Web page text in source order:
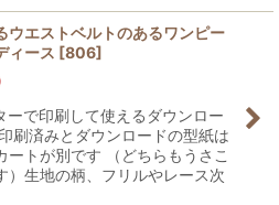
ウエストベルトのあるワンピー
ィース [806]
で印刷して使えるダウンロー
刷済みとダウンロードの型紙は
ートが別です （どちらもうさこ
）生地の柄、フリルやレース次